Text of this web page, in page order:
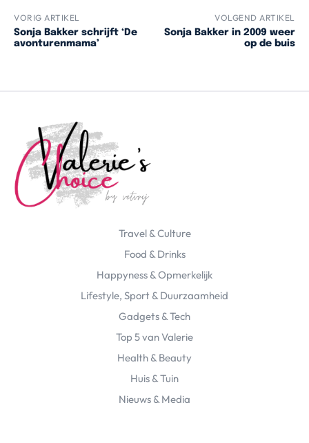
VORIG ARTIKEL
Sonja Bakker schrijft ‘De
avonturenmama’
VOLGEND ARTIKEL
Sonja Bakker in 2009 weer
op de buis
Travel & Culture
Food & Drinks
Happyness & Opmerkelijk
Lifestyle, Sport & Duurzaamheid
Gadgets & Tech
Top 5 van Valerie
Health & Beauty
Huis & Tuin
Nieuws & Media